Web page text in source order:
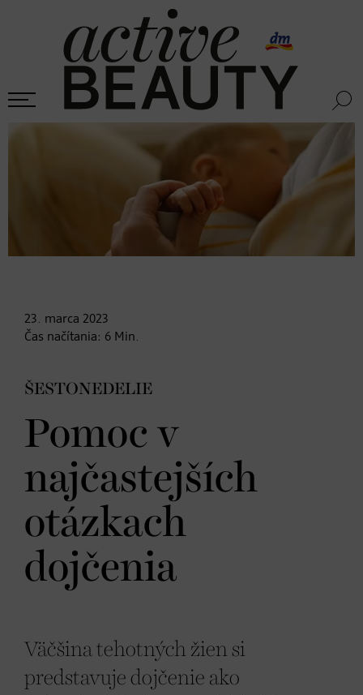
23. marca 2023
Čas načítania: 6 Min.
ŠESTONEDELIE
Pomoc v
najčastejších
otázkach
dojčenia
Väčšina tehotných žien si
predstavuje dojčenie ako